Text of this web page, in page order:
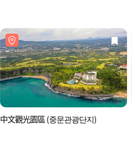
中文觀光園區 (중문관광단지)